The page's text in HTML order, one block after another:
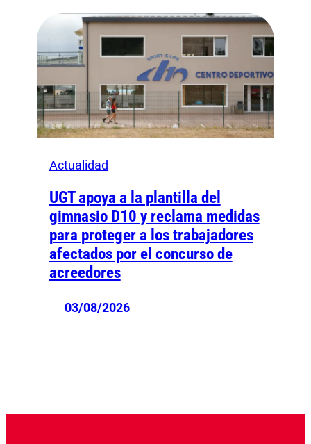
Actualidad
UGT apoya a la plantilla del
gimnasio D10 y reclama medidas
para proteger a los trabajadores
afectados por el concurso de
acreedores
03/08/2026